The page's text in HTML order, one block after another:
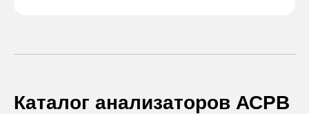
Каталог анализаторов АСРВ